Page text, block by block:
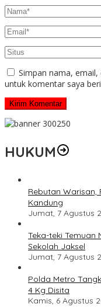
Simpan nama,
untuk komentar saya
HUKUM
Rebutan Warisan,
Kandung
Jumat, 7 Agustus
Teka-teki Temuan
Sekolah Jaksel
Jumat, 7 Agustus
Polda Metro
4 Kg Disita
Kamis, 6 Agustus